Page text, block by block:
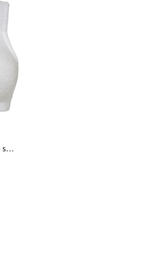
Soutien-gorge grand maintien sans armatures, bretelles rembourrées